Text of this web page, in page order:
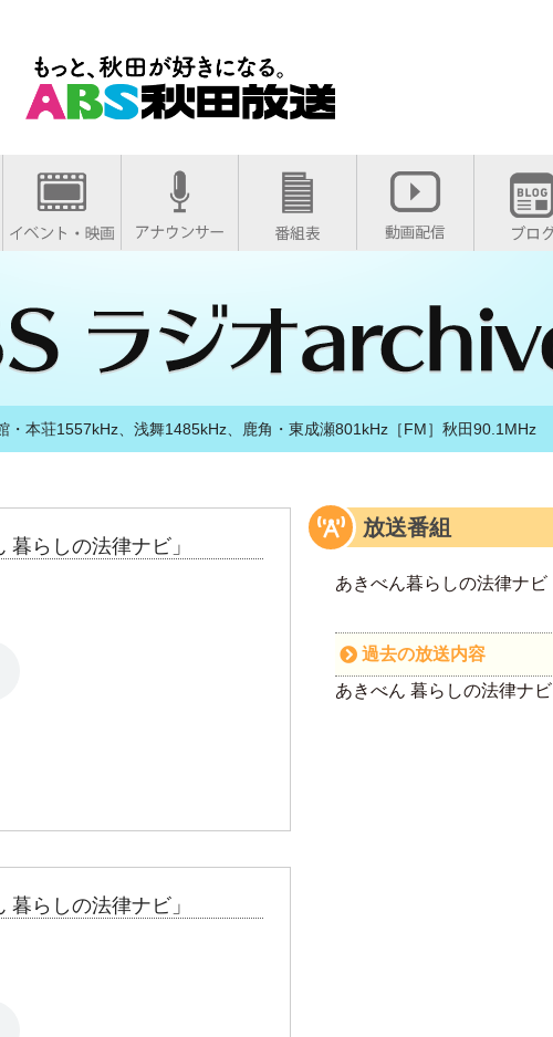
・本荘1557kHz、浅舞1485kHz、鹿角・東成瀬801kHz［FM］秋田90.1MHz
らしの法律ナビ」
らしの法律ナビ」
放送番組
あきべん暮らしの法律ナビ
過去の放送内容
あきべん 暮らしの法律ナビ